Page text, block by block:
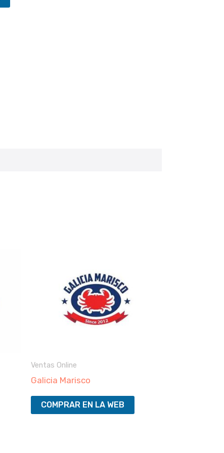
Ventas Online
Galicia Marisco
COMPRAR EN LA WEB